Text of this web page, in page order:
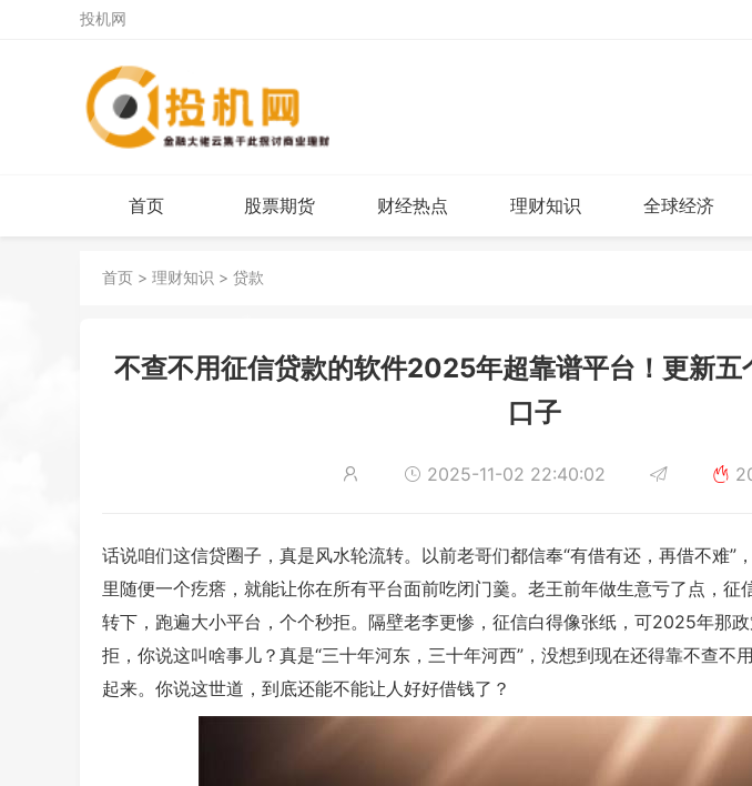
投机网
首页 股票期货 财经热点 理财知识 全球经济
首页 > 理财知识 > 贷款
不查不用征信贷款的软件2025年超靠谱平台！更新​五
口子
2025-11-02 22:40:02
话说咱们这信贷圈子，真是风水轮流转。以前老哥们都信奉“有借有还，再借不难”
里随便一个疙瘩，就能让你在所有平台面前吃闭门羹。老王前年做生意亏了点，征
转下，跑遍大小平台，个个秒拒。隔壁老李更惨，征信白得像张纸，可2025年那
拒，你说这叫啥事儿？真是“三十年河东，三十年河西”，没想到现在还得靠不查不
起来。你说这世道，到底还能不能让人好好借钱了？